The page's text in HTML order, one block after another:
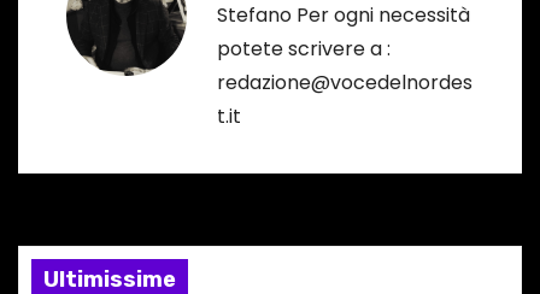
n
a
Stefano Per ogni necessità
potete scrivere a :
redazione@vocedelnordes
t.it
Ultimissime